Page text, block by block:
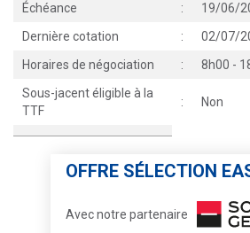
Échéance
:
19/06/
Dernière cotation
:
02/07/
Horaires de négociation
:
8h00 -
Sous-jacent éligible à la
TTF
: Non
OFFRE SÉLECTION
Avec notre partenaire